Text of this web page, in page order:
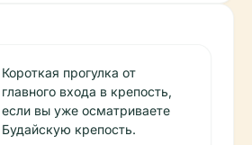
Короткая прогулка от
главного входа в крепость,
если вы уже осматриваете
Будайскую крепость.